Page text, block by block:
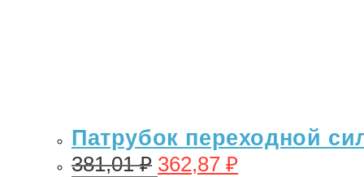
Патрубок переходной
381,01₽ 362,87 ₽